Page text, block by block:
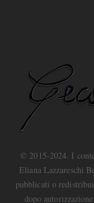
© 2015-2024. I
Eliana Lazzareschi
pubblicati o
dopo